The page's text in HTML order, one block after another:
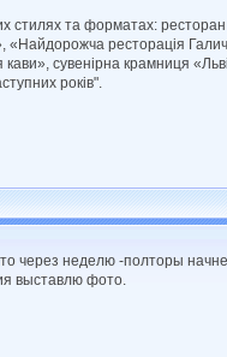
стилях та форматах:
ресторація
сувенірна крамниця
років".
через неделю -полторы
выставлю фото.